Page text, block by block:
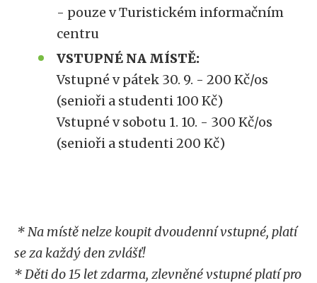
- pouze v Turistickém informačním
centru
VSTUPNÉ NA MÍSTĚ:
Vstupné v pátek 30. 9. - 200 Kč/os
(senioři a studenti 100 Kč)
Vstupné v sobotu 1. 10. - 300 Kč/os
(senioři a studenti 200 Kč)
* Na místě nelze koupit dvoudenní vstupné, platí
se za každý den zvlášť!
* Děti do 15 let zdarma, zlevněné vstupné platí pro